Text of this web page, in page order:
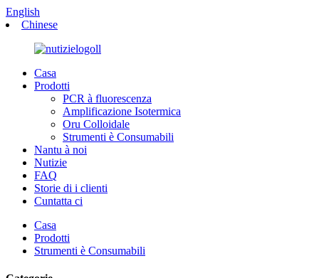
English
Chinese
Casa
Prodotti
PCR à fluorescenza
Amplificazione Isotermica
Oru Colloidale
Strumenti è Consumabili
Nantu à noi
Nutizie
FAQ
Storie di i clienti
Cuntatta ci
Casa
Prodotti
Strumenti è Consumabili